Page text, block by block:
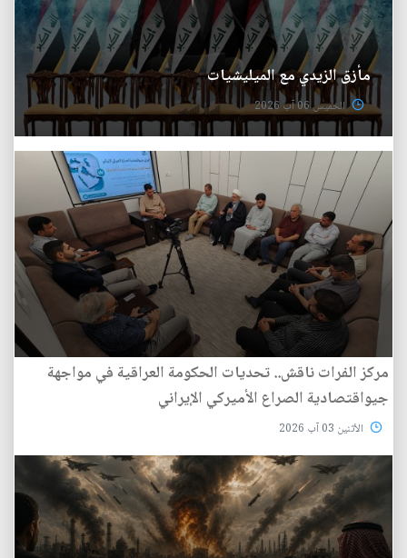
مأزق الزيدي مع الميليشيات
الخميس 06 آب 2026
مركز الفرات ناقش.. تحديات الحكومة العراقية في مواجهة
جيواقتصادية الصراع الأميركي الإيراني
الأثنين 03 آب 2026